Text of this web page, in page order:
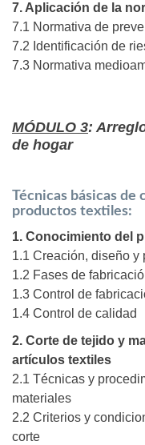
7. Aplicación de la
7.1 Normativa de
7.2 Identificación de
7.3 Normativa
MÓDULO 3:
de hogar
Técnicas básicas de
productos textiles:
1. Conocimiento del
1.1 Creación, diseño y
1.2 Fases de
1.3 Control de
1.4 Control de calidad
2. Corte de tejido y
artículos textiles
2.1 Técnicas y
materiales
2.2 Criterios y
corte